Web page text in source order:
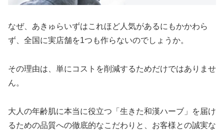
なぜ、あきゅらいずはこれほど人気があるにもかかわら
ず、全国に実店舗を1つも作らないのでしょうか。
その理由は、単にコストを削減するためだけではありませ
ん。
大人の年齢肌に本当に役立つ「生きた和漢ハーブ」を届け
るための品質への徹底的なこだわりと、お客様との誠実な